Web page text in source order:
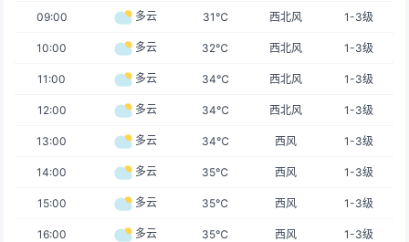
09:00 多云 31℃ 西北风 1-3级
10:00 多云 32℃ 西北风 1-3级
11:00 多云 34℃ 西北风 1-3级
12:00 多云 34℃ 西北风 1-3级
13:00 多云 34℃ 西风 1-3级
14:00 多云 35℃ 西风 1-3级
15:00 多云 35℃ 西风 1-3级
16:00 多云 35℃ 西风 1-3级